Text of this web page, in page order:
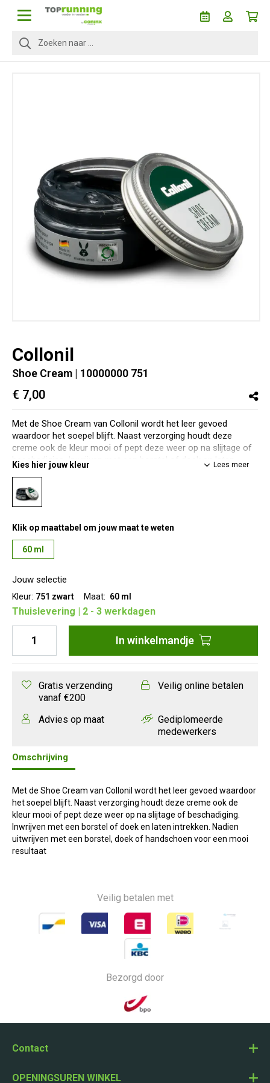
Collonil
Shoe Cream | 10000000 751
€ 7,00
Met de Shoe Cream van Collonil wordt het leer gevoed
waardoor het soepel blijft. Naast verzorging houdt deze
creme ook de kleur mooi of pept deze weer op na slijtage of
beschadiging. Inwrijven met een borstel of doek en laten
intrekken. Nadien uitwrijven met een borstel, doek of
Lees meer
Kies hier jouw kleur
Klik op maattabel om jouw maat te weten
60 ml
Jouw selectie
Kleur: 751 zwart Maat: 60 ml
Thuislevering | 2 - 3 werkdagen
In winkelmandje
Gratis verzending
vanaf €200
Veilig online betalen
Advies op maat
Gediplomeerde
medewerkers
Omschrijving
Met de Shoe Cream van Collonil wordt het leer gevoed waardoor
het soepel blijft. Naast verzorging houdt deze creme ook de
kleur mooi of pept deze weer op na slijtage of beschadiging.
Inwrijven met een borstel of doek en laten intrekken. Nadien
uitwrijven met een borstel, doek of handschoen voor een mooi
resultaat
Veilig betalen met
Bezorgd door
Contact
Nijverheidsstraat 4, 2990 Wuustwezel
OPENINGSUREN WINKEL